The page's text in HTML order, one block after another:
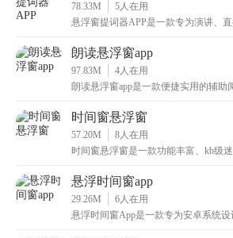
78.33M 5人在用
悬浮窗提词器APP是一款专为演讲、
朗读悬浮窗app
97.83M 4人在用
朗读悬浮窗app是一款便捷实用的辅助
时间窗悬浮窗
57.20M 8人在用
时间窗悬浮窗是一款功能丰富、kb级
悬浮时间窗app
29.26M 6人在用
悬浮时间窗App是一款专为安卓系统设